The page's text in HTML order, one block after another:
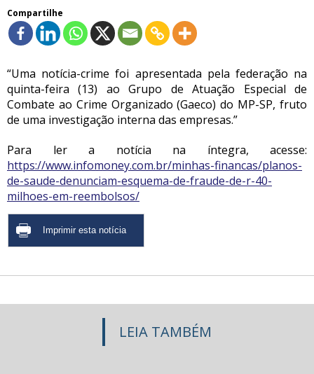
Compartilhe
“Uma notícia-crime foi apresentada pela federação na
quinta-feira (13) ao Grupo de Atuação Especial de
Combate ao Crime Organizado (Gaeco) do MP-SP, fruto
de uma investigação interna das empresas.”
Para ler a notícia na íntegra, acesse:
https://www.infomoney.com.br/minhas-financas/planos-
de-saude-denunciam-esquema-de-fraude-de-r-40-
milhoes-em-reembolsos/
LEIA TAMBÉM